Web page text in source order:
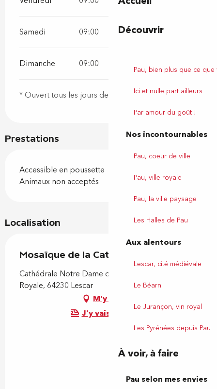
Découvrir
Pau, bien plus que ce
Ici et nulle part ailleurs
Par amour du goût !
Nos incontournables
Pau, coeur de ville
Pau, ville royale
Pau, la ville paysage
Les Halles de Pau
Aux alentours
Lescar, cité médiévale
Le Béarn
Le Jurançon, vin royal
Les Pyrénées depuis Pau
À voir, à faire
Pau selon mes envies
Prestations
Accessible en poussette
Animaux non acceptés
Samedi 09:00 18:00
Dimanche 09:00
* Ouvert tous les jours de 9h à 18h
Localisation
Mosaïque de la Cathédrale de Lescar
Cathédrale Notre Dame de l'Assomption, Place
Royale, 64230 Lescar
M'y rendre
J'y vais en train !